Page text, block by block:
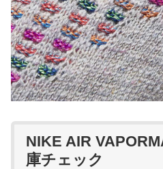
NIKE AIR
庫チェック